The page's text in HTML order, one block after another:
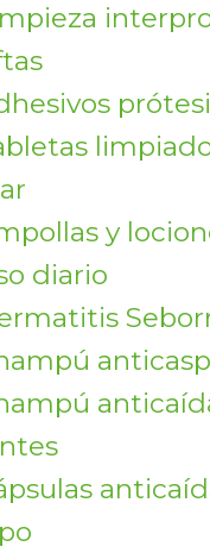
y
diario